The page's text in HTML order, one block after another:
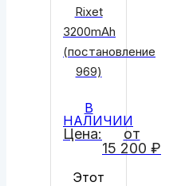
Цена:
от
15 200 ₽
Rixet
3200mAh
(постановление
969)
В
НАЛИЧИИ
Этот